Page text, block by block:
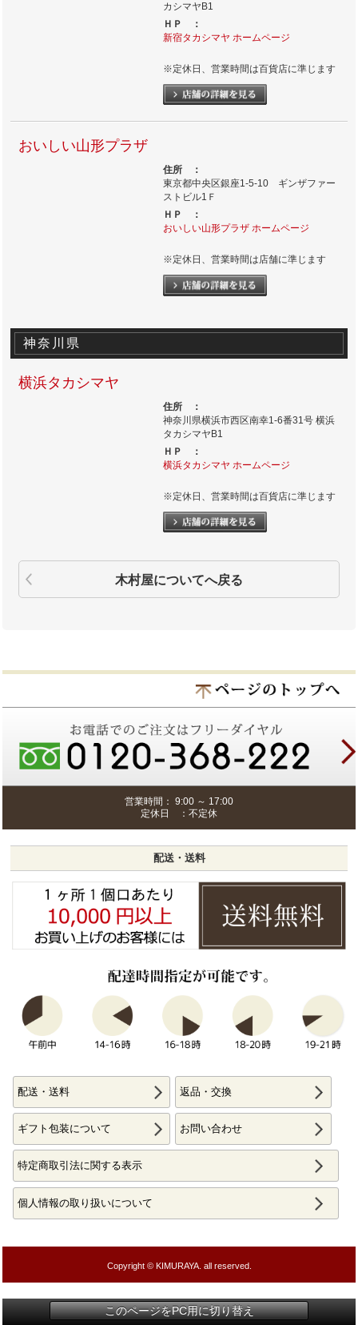
カシマヤB1
ＨＰ ：
新宿タカシマヤ ホームページ
※定休日、営業時間は百貨店に準じます
おいしい山形プラザ
住所 ：
東京都中央区銀座1-5-10 ギンザファー
ストビル1Ｆ
ＨＰ ：
おいしい山形プラザ ホームページ
※定休日、営業時間は店舗に準じます
神奈川県
横浜タカシマヤ
住所 ：
神奈川県横浜市西区南幸1-6番31号 横浜
タカシマヤB1
ＨＰ ：
横浜タカシマヤ ホームページ
※定休日、営業時間は百貨店に準じます
木村屋についてへ戻る
営業時間： 9:00 ～ 17:00
定休日 ：不定休
配送・送料
配送・送料 返品・交換
ギフト包装について お問い合わせ
特定商取引法に関する表示
個人情報の取り扱いについて
Copyright © KIMURAYA. all reserved.
このページをPC用に切り替え